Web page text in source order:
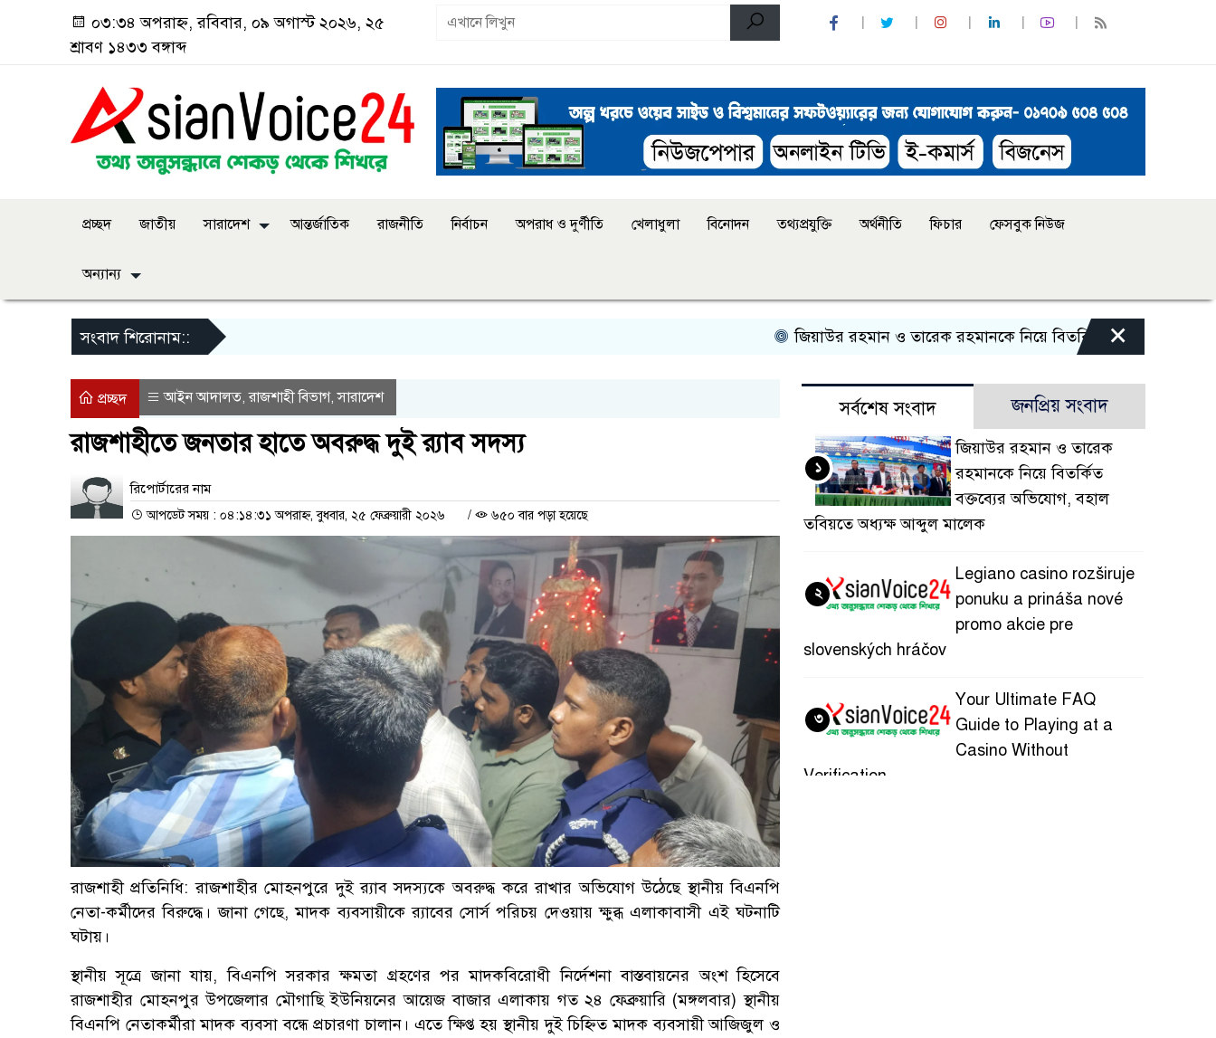
০৩:৩৪ অপরাহ্ন, রবিবার, ০৯ অগাস্ট ২০২৬, ২৫
শ্রাবণ ১৪৩৩ বঙ্গাব্দ
প্রচ্ছদ জাতীয় সারাদেশ আন্তর্জাতিক রাজনীতি নির্বাচন অপরাধ ও দুর্ণীতি খেলাধুলা বিনোদন তথ্যপ্রযুক্তি অর্থনীতি ফিচার ফেসবুক নিউজ
অন্যান্য
সংবাদ শিরোনাম:: জিয়াউর রহমান ও তারেক রহমানকে নিয়ে বিতর্কিত বক্তব্যের অভিযোগ,
×
প্রচ্ছদ আইন আদালত ,রাজশাহী বিভাগ,সারাদেশ
রাজশাহীতে জনতার হাতে অবরুদ্ধ দুই র‍্যাব সদস্য
রিপোর্টারের নাম
আপডেট সময় : ০৪:১৪:৩১ অপরাহ্ন, বুধবার, ২৫ ফেব্রুয়ারী ২০২৬ / ৬৫০ বার পড়া হয়েছে
রাজশাহী প্রতিনিধি: রাজশাহীর মোহনপুরে দুই র‍্যাব সদস্যকে অবরুদ্ধ করে রাখার অভিযোগ উঠেছে স্থানীয় বিএনপি
নেতা-কর্মীদের বিরুদ্ধে। জানা গেছে, মাদক ব্যবসায়ীকে র‍্যাবের সোর্স পরিচয় দেওয়ায় ক্ষুব্ধ এলাকাবাসী এই ঘটনাটি
ঘটায়।
স্থানীয় সূত্রে জানা যায়, বিএনপি সরকার ক্ষমতা গ্রহণের পর মাদকবিরোধী নির্দেশনা বাস্তবায়নের অংশ হিসেবে
রাজশাহীর মোহনপুর উপজেলার মৌগাছি ইউনিয়নের আয়েজ বাজার এলাকায় গত ২৪ ফেব্রুয়ারি (মঙ্গলবার) স্থানীয়
বিএনপি নেতাকর্মীরা মাদক ব্যবসা বন্ধে প্রচারণা চালান। এতে ক্ষিপ্ত হয় স্থানীয় দুই চিহ্নিত মাদক ব্যবসায়ী আজিজুল ও
সর্বশেষ সংবাদ জনপ্রিয় সংবাদ
জিয়াউর রহমান ও তারেক
রহমানকে নিয়ে বিতর্কিত
বক্তব্যের অভিযোগ, বহাল
তবিয়তে অধ্যক্ষ আব্দুল মালেক
১
Legiano casino rozširuje
ponuku a prináša nové
promo akcie pre
slovenských hráčov
২
Your Ultimate FAQ
Guide to Playing at a
Casino Without
Verification
৩